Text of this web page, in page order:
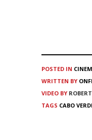
POSTED IN
WRITTEN BY
VIDEO BY
TAGS CABO